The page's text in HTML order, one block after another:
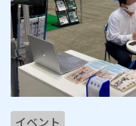
イベント